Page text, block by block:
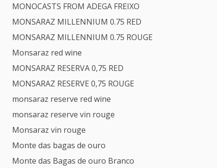
MONOCASTS FROM ADEGA FREIXO
MONSARAZ MILLENNIUM 0.75 RED
MONSARAZ MILLENNIUM 0.75 ROUGE
Monsaraz red wine
MONSARAZ RESERVA 0,75 RED
MONSARAZ RESERVE 0,75 ROUGE
monsaraz reserve red wine
monsaraz reserve vin rouge
Monsaraz vin rouge
Monte das bagas de ouro
Monte das Bagas de ouro Branco